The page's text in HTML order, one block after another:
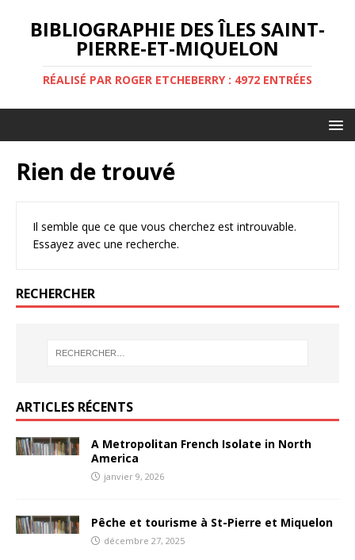
BIBLIOGRAPHIE DES ÎLES SAINT-
PIERRE-ET-MIQUELON
RÉALISÉ PAR ROGER ETCHEBERRY : 4972 ENTRÉES
Rien de trouvé
Il semble que ce que vous cherchez est introuvable.
Essayez avec une recherche.
RECHERCHER
ARTICLES RÉCENTS
A Metropolitan French Isolate in North
America
janvier 9, 2026
Pêche et tourisme à St-Pierre et Miquelon
décembre 27, 2025